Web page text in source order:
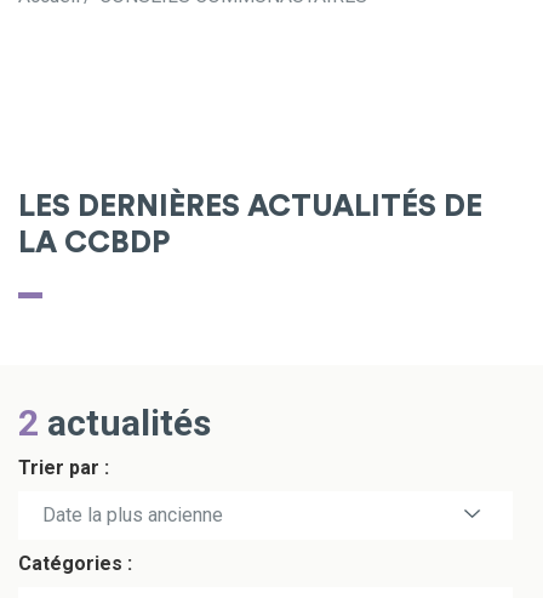
LES DERNIÈRES ACTUALITÉS DE
LA CCBDP
2 actualités
Trier par :
Date la plus récente
Date la plus ancienne
Catégories :